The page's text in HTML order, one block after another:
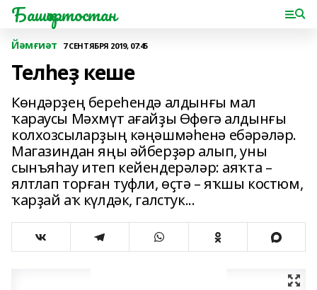
Башҡортостан
Йәмғиәт 7 СЕНТЯБРЯ 2019, 07:45
Телһеҙ кеше
Көндәрҙең береһендә алдынғы мал
ҡараусы Мәхмүт ағайҙы Өфөгә алдынғы
колхозсыларҙың кәңәшмәһенә ебәрәләр.
Магазиндан яңы әйберҙәр алып, уны
сынъяһау итеп кейендерәләр: аяҡта –
ялтлап торған туфли, өҫтә – яҡшы костюм,
ҡарҙай аҡ күлдәк, галстук...